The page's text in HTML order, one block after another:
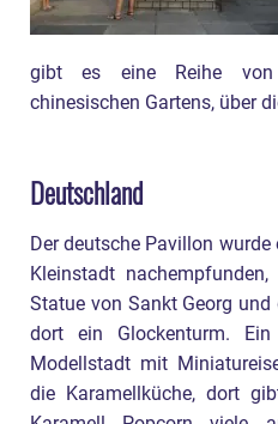
gibt es eine Reihe von
chinesischen Gartens, über
Deutschland
Der deutsche Pavillon wurde
Kleinstadt
Statue von Sankt Georg
dort ein Glockenturm.
Modellstadt mit
die Karamellküche, dort